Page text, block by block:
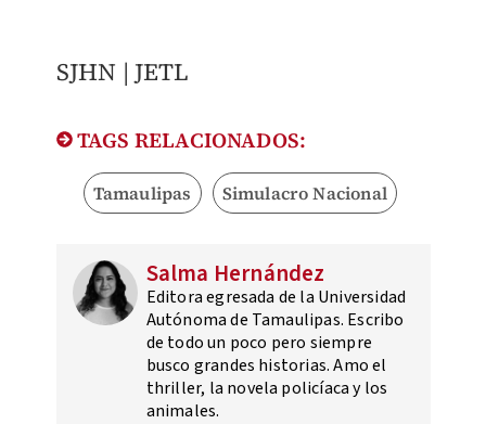
SJHN | JETL
TAGS RELACIONADOS:
Tamaulipas Simulacro Nacional
Salma Hernández
Editora egresada de la Universidad
Autónoma de Tamaulipas. Escribo
de todo un poco pero siempre
busco grandes historias. Amo el
thriller, la novela policíaca y los
animales.